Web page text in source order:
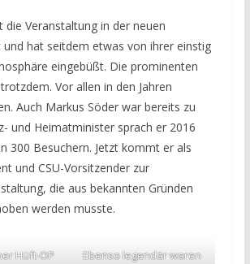
die Veranstaltung in der neuen
hat seitdem etwas von ihrer einstig
eingebüßt. Die prominenten
Vor allen in den Jahren
Auch Markus Söder war bereits zu
und Heimatminister sprach er 2016
300 Besuchern. Jetzt kommt er als
und CSU-Vorsitzender zur
die aus bekannten Gründen
werden musste.
Hüft-OP
Ebenso legendär waren